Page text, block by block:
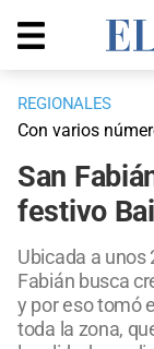
REGIONALES
Con varios
San
festivo
Ubicada a unos
Fabián busca
y por eso tomó
toda la zona,